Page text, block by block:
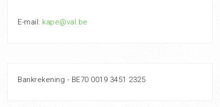
E-mail: kape@val.be
Bankrekening - BE70 0019 3451 2325